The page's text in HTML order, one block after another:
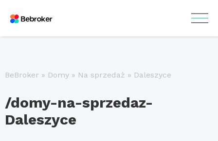
BeBroker » Domy » Na sprzedaż » Daleszyce
/domy-na-sprzedaz-
Daleszyce